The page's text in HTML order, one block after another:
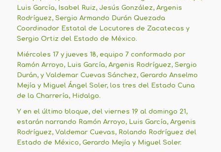
Luis García, Isabel Ruiz, Jesús González, Argenis
Rodríguez, Sergio Armando Durán Quezada
Coordinador Estatal de Locutores de Zacatecas y
Sergio Ortiz del Estado de México.
Miércoles 17 y jueves 18, equipo 7 conformado por
Ramón Arroyo, Luis García, Argenis Rodríguez, Sergio
Durán, y Valdemar Cuevas Sánchez, Gerardo Anselmo
Mejía y Miguel Ángel Soler, los tres del Estado Cuna
de la Charrería, Hidalgo.
Y en el último bloque, del viernes 19 al domingo 21,
estarán narrando Ramón Arroyo, Luis García, Argenis
Rodríguez, Valdemar Cuevas, Rolando Rodríguez del
Estado de México, Gerardo Mejía y Miguel Soler.